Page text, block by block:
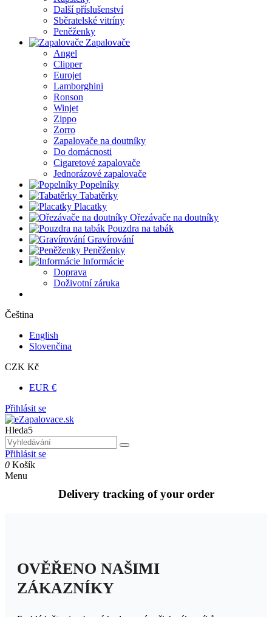
Další příslušenství
Sběratelské vitríny
Peněženky
Zapalovače
Angel
Clipper
Eurojet
Lamborghini
Ronson
Winjet
Zippo
Zorro
Zapalovače na doutníky
Do domácnosti
Cigaretové zapalovače
Jednorázové zapalovače
Popelníky
Tabatěrky
Placatky
Ořezávače na doutníky
Pouzdra na tabák
Gravírování
Peněženky
Informácie
Doprava
Doživotní záruka
Čeština
English
Slovenčina
CZK Kč
EUR €
Přihlásit se
Hleda5
Přihlásit se
0 Košík
Menu
Delivery tracking of your order
OVĚŘENO NAŠIMI
ZÁKAZNÍKY